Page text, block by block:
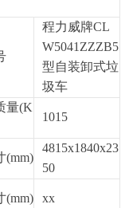
程力威牌CL
W5041ZZZB5
型自装卸式垃
圾车
量(K
1015
(mm)
4815x1840x23
50
(mm) xx